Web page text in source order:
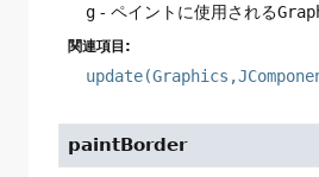
g - ペイントに使用される
関連項目:
paintBorder